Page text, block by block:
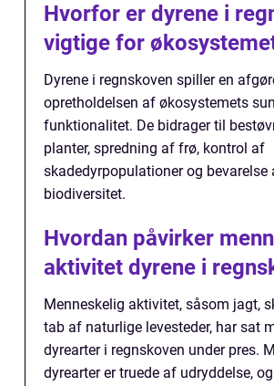
Hvorfor er dyrene i
vigtige for
Dyrene i regnskoven spiller en
opretholdelsen af økosystemets
funktionalitet. De bidrager til
planter, spredning af frø, kontrol af
skadedyrpopulationer og bevarelse
biodiversitet.
Hvordan påvirker
aktivitet dyrene i
Menneskelig aktivitet, såsom jagt,
tab af naturlige levesteder, har sat
dyrearter i regnskoven under pres.
dyrearter er truede af udryddelse,